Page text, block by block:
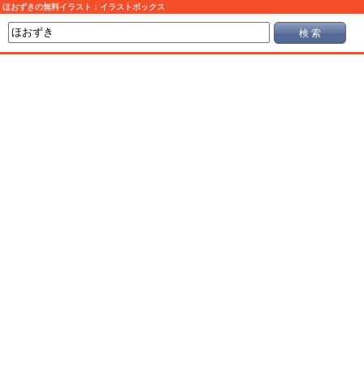
ほおずきの無料イラスト：イラストボックス
検 索